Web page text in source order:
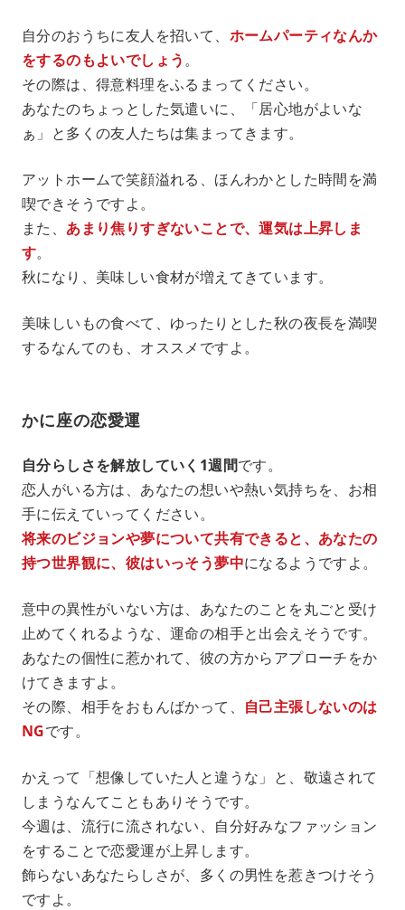
自分のおうちに友人を招いて、 ホームパーティなんか
をするのもよいでしょう。
その際は、得意料理をふるまってください。
あなたのちょっとした気遣いに、「居心地がよいな
ぁ」と多くの友人たちは集まってきます。
アットホームで笑顔溢れる、ほんわかとした時間を満
喫できそうですよ。
また、 あまり焦りすぎないことで、運気は上昇しま
す。
秋になり、美味しい食材が増えてきています。
美味しいもの食べて、ゆったりとした秋の夜長を満喫
するなんてのも、オススメですよ。
かに座の恋愛運
自分らしさを解放していく1週間です。
恋人がいる方は、あなたの想いや熱い気持ちを、お相
手に伝えていってください。
将来のビジョンや夢について共有できると、あなたの
持つ世界観に、彼はいっそう夢中になるようですよ。
意中の異性がいない方は、あなたのことを丸ごと受け
止めてくれるような、運命の相手と出会えそうです。
あなたの個性に惹かれて、彼の方からアプローチをか
けてきますよ。
その際、相手をおもんばかって、 自己主張しないのは
NGです。
かえって「想像していた人と違うな」と、敬遠されて
しまうなんてこともありそうです。
今週は、流行に流されない、自分好みなファッション
をすることで恋愛運が上昇します。
飾らないあなたらしさが、多くの男性を惹きつけそう
ですよ。